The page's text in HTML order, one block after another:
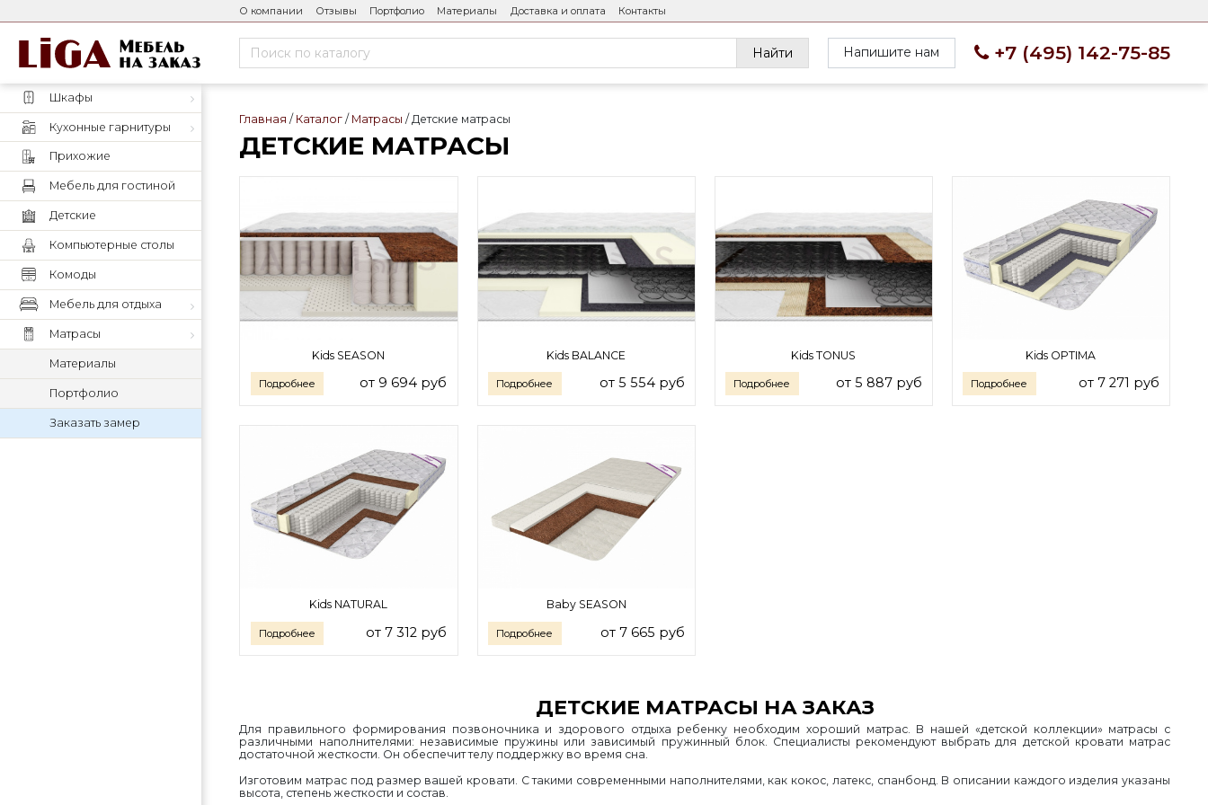
О компании Отзывы Портфолио Материалы Доставка и оплата Контакты
Найти Напишите нам +7 (495) 142-75-85
Шкафы
Кухонные гарнитуры
Прихожие
Мебель для гостиной
Детские
Компьютерные столы
Комоды
Мебель для отдыха
Матрасы
Материалы
Портфолио
Заказать замер
Главная Каталог Матрасы Детские матрасы
ДЕТСКИЕ МАТРАСЫ
Kids SEASON
Подробнее от 9 694 руб
Kids BALANCE
Подробнее от 5 554 руб
Kids TONUS
Подробнее от 5 887 руб
Kids OPTIMA
Подробнее от 7 271 руб
Kids NATURAL
Подробнее от 7 312 руб
Baby SEASON
Подробнее от 7 665 руб
ДЕТСКИЕ МАТРАСЫ НА ЗАКАЗ
Для правильного формирования позвоночника и здорового отдыха ребенку необходим хороший матрас. В нашей «детской коллекции» матрасы с
различными наполнителями: независимые пружины или зависимый пружинный блок. Специалисты рекомендуют выбрать для детской кровати матрас
достаточной жесткости. Он обеспечит телу поддержку во время сна.
Изготовим матрас под размер вашей кровати. С такими современными наполнителями, как кокос, латекс, спанбонд. В описании каждого изделия указаны
высота, степень жесткости и состав.